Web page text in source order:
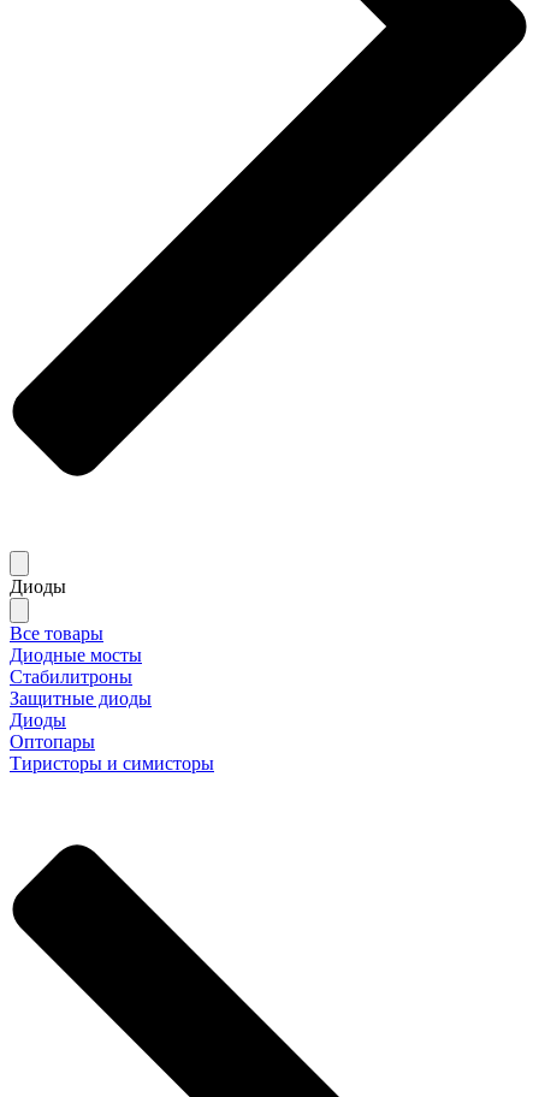
Диоды
Все товары
Диодные мосты
Стабилитроны
Защитные диоды
Диоды
Оптопары
Тиристоры и симисторы